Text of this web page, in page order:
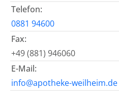
Telefon:
0881 94600
Fax:
+49 (881) 946060
E-Mail:
info@apotheke-weilheim.de